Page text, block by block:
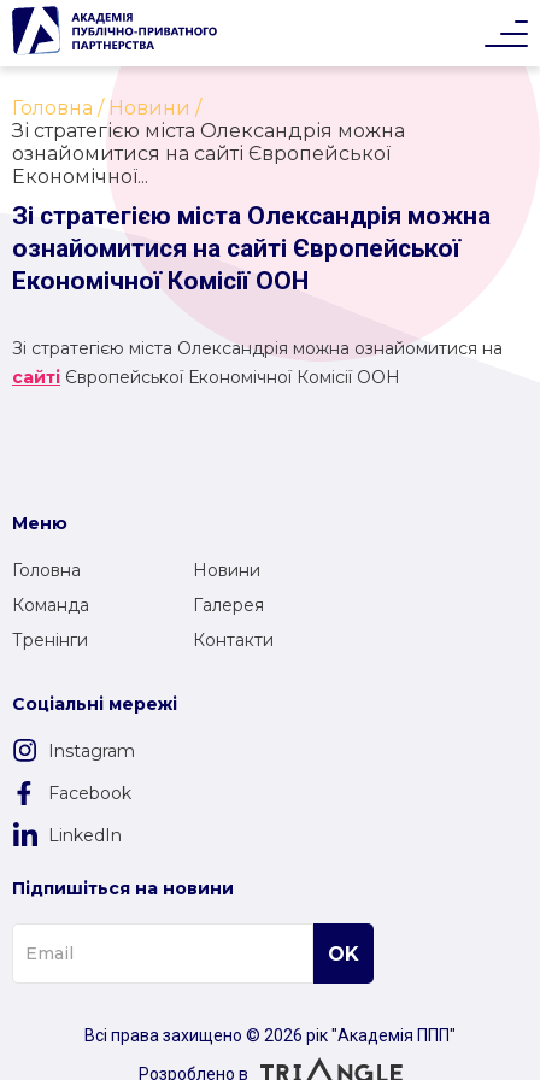
Головна
Новини
Зі стратегією міста Олександрія можна
ознайомитися на сайті Європейської
Економічної...
Зі стратегією міста Олександрія можна
ознайомитися на сайті Європейської
Економічної Комісії ООН
Зі стратегією міста Олександрія можна ознайомитися на
сайті Європейської Економічної Комісії ООН
Меню
Головна
Новини
Команда
Галерея
Тренінги
Контакти
Соціальні мережі
Instagram
Facebook
LinkedIn
Підпишіться на новини
Всі права захищено © 2026 рік "Академія ППП"
Розроблено в